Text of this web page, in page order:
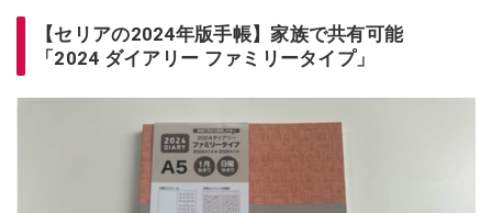
【セリアの2024年版手帳】家族で共有可能
「2024 ダイアリー ファミリータイプ」